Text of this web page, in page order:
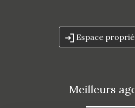
Espace
meilleurs